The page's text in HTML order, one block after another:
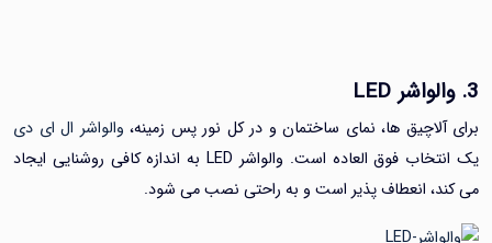
LED
ها، نمای ساختمان و در کل نور پس زمینه،والواشر ال ای دی
یک انتخاب فوق العاده است. والواشر LED به اندازه کافی روشنایی ایجاد
انعطاف پذیر است و به راحتی نصب می شود.